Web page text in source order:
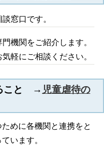
窓口です。
機関をご紹介します。
軽にご相談ください。
こと → 児童虐待の
めに各機関と連携をと
います。